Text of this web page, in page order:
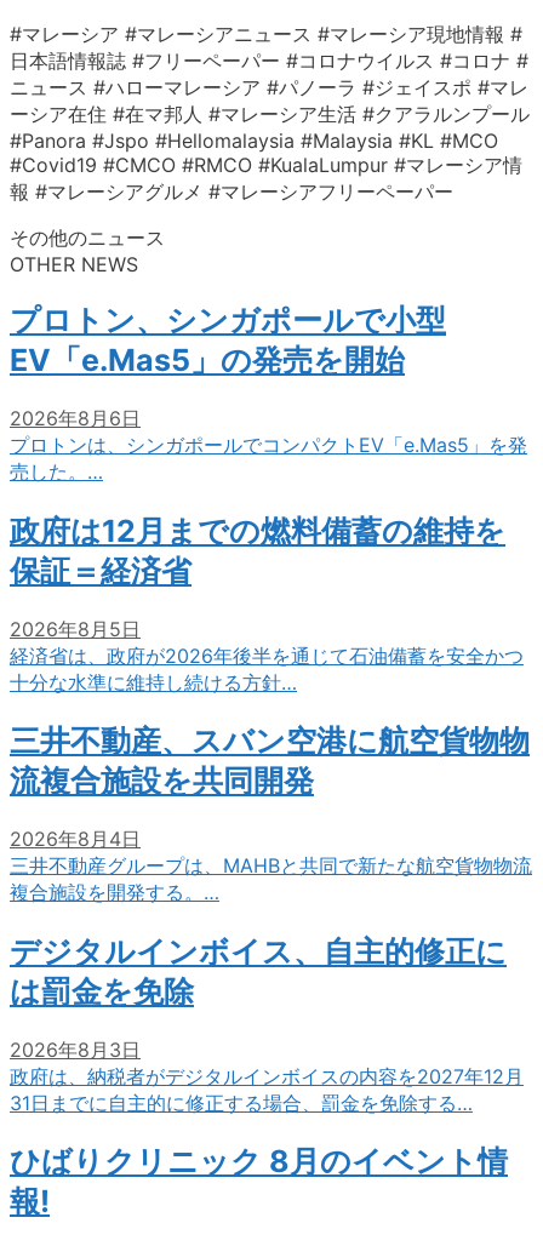
#マレーシア #マレーシアニュース #マレーシア現地情報 #
日本語情報誌 #フリーペーパー #コロナウイルス #コロナ #
ニュース #ハローマレーシア #パノーラ #ジェイスポ #マレ
ーシア在住 #在マ邦人 #マレーシア生活 #クアラルンプール
#Panora #Jspo #Hellomalaysia #Malaysia #KL #MCO
#Covid19 #CMCO #RMCO #KualaLumpur #マレーシア情
報 #マレーシアグルメ #マレーシアフリーペーパー
その他のニュース
OTHER NEWS
プロトン、シンガポールで小型
EV「e.Mas5」の発売を開始
2026年8月6日
プロトンは、シンガポールでコンパクトEV「e.Mas5」を発
売した。…
政府は12月までの燃料備蓄の維持を
保証＝経済省
2026年8月5日
経済省は、政府が2026年後半を通じて石油備蓄を安全かつ
十分な水準に維持し続ける方針…
三井不動産、スバン空港に航空貨物物
流複合施設を共同開発
2026年8月4日
三井不動産グループは、MAHBと共同で新たな航空貨物物流
複合施設を開発する。…
デジタルインボイス、自主的修正に
は罰金を免除
2026年8月3日
政府は、納税者がデジタルインボイスの内容を2027年12月
31日までに自主的に修正する場合、罰金を免除する…
ひばりクリニック 8月のイベント情
報!